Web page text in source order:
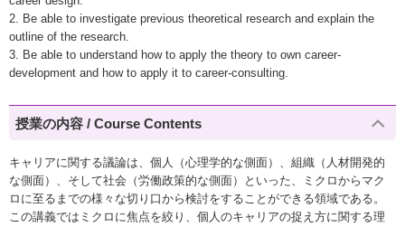
2. Be able to investigate previous theoretical research and explain the
outline of the research.
3. Be able to understand how to apply the theory to own career-
development and how to apply it to career-consulting.
授業の内容 / Course Contents
キャリアに関する議論は、個人（心理学的な側面）、組織（人材開発的
な側面）、そして社会（労働政策的な側面）といった、ミクロからマク
ロに至るまでの様々な切り口から検討をすることができる領域である。
この講義ではミクロに焦点を絞り、個人のキャリアの捉え方に関する理